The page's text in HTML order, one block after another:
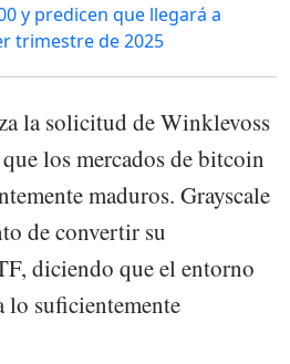
y predicen que llegará a
trimestre de 2025
la solicitud de Winklevoss
los mercados de bitcoin
maduros. Grayscale
de convertir su
diciendo que el entorno
lo suficientemente